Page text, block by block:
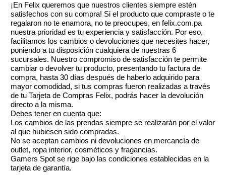
¡En Felix queremos que nuestros clientes siempre estén
satisfechos con su compra! Si el producto que compraste o te
regalaron no te enamora, no te preocupes, en felix.com.pa
nuestra prioridad es tu experiencia y satisfacción. Por eso,
facilitamos los cambios o devoluciones que necesites hacer,
poniendo a tu disposición cualquiera de nuestras 6
sucursales. Nuestro compromiso de satisfacción te permite
cambiar o devolver tu producto, presentando tu factura de
compra, hasta 30 días después de haberlo adquirido para
mayor comodidad, si tus compras fueron realizadas a través
de tu Tarjeta de Compras Felix, podrás hacer la devolución
directo a la misma.
Debes tener en cuenta que:
Los cambios de las prendas siempre se realizarán por el valor
al que hubiesen sido compradas.
No se aceptan cambios ni devoluciones en mercancía de
outlet, ropa interior, cosméticos y fragancias.
Gamers Spot se rige bajo las condiciones establecidas en la
tarjeta de garantía.